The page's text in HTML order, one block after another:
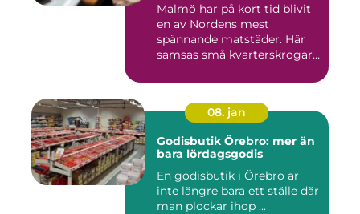
Malmö har på kort tid blivit
en av Nordens mest
spännande matstäder. Här
samsas små kvarterskrogar
08. jan
Godisbutik Örebro: mer än
bara lördagsgodis
En godisbutik i Örebro är
inte längre bara ett ställe där
man plockar ihop ...